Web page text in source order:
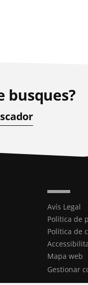
busques?
Avís Legal
Política de
Política de
Mapa web
Gestionar